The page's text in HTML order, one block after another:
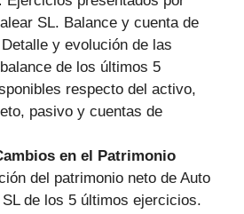
SL. Balance y cuenta de
y evolución de las
de los últimos 5
respecto del activo,
pasivo y cuentas de
en el Patrimonio
del patrimonio neto de Auto
de los 5 últimos ejercicios.